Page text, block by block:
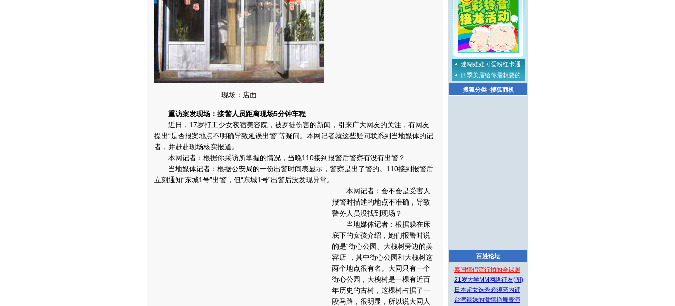
现场：店面
重访案发现场：接警人员距离现场5分钟车程
近日，17岁打工少女夜宿美容院，被歹徒伤害的新闻，引来广大网友的关注，有网友
提出“是否报案地点不明确导致延误出警”等疑问。本网记者就这些疑问联系到当地媒体的记
者，并赶赴现场核实报道。
本网记者：根据你采访所掌握的情况，当晚110接到报警后警察有没有出警？
当地媒体记者：根据公安局的一份出警时间表显示，警察是出了警的。110接到报警后
立刻通知“东城1号”出警，但“东城1号”出警后没发现异常。
本网记者：会不会是受害人
报警时描述的地点不准确，导致
警务人员没找到现场？
当地媒体记者：根据躲在床
底下的女孩介绍，她们报警时说
的是“街心公园、大槐树旁边的美
容店”，其中街心公园和大槐树这
两个地点很有名。大同只有一个
街心公园，大槐树是一棵有近百
年历史的古树，这棵树占据了一
段马路，很明显，所以说大同人
迷糊娃娃可爱粉红卡通
四季美眉给你最想要的
搜狐分类·搜狐商机
百姓论坛
·泰国情侣流行拍的全裸照
·21岁大学MM网络征友(图)
· 日本超女选秀必须亮内裤
·台湾辣妹的激情艳舞表演